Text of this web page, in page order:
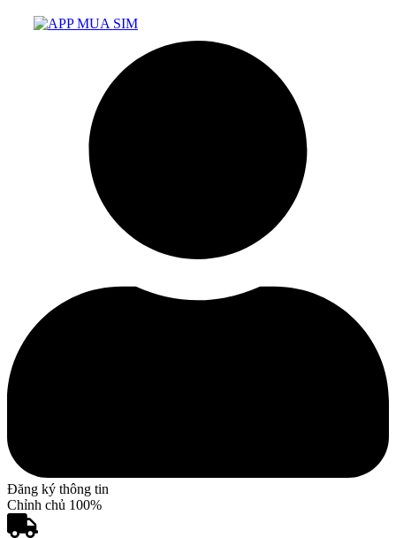
Đăng ký thông tin
Chỉnh chủ 100%